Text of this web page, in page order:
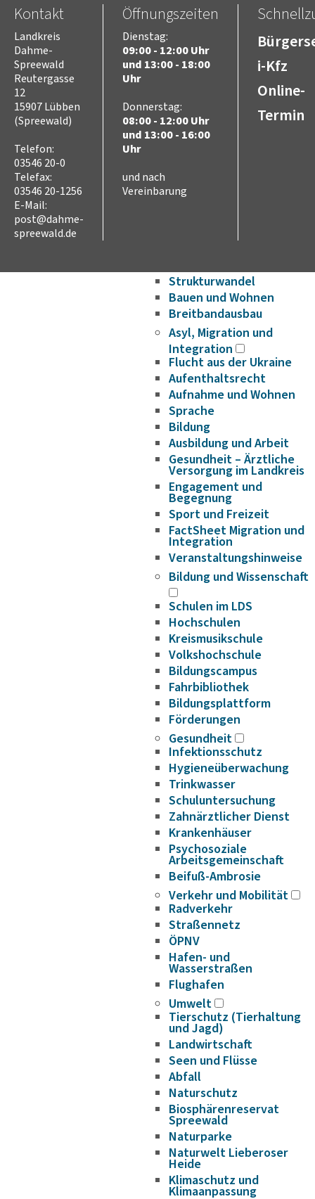
Kreistag
Vorsitz des Kreistages
Rats- und
Niederschriften
Videoaufzeichnungen
Kreistag
Themen
Familie
Jugend
Erwachsene
Bauen und Infrastruktur
Strukturwandel
Bauen und Wohnen
Breitbandausbau
Asyl, Migration und
Integration
Flucht aus der Ukraine
Aufenthaltsrecht
Aufnahme und Wohnen
Sprache
Bildung
Ausbildung und Arbeit
Gesundheit – Ärztliche
Versorgung im Landkreis
Engagement und
Begegnung
Sport und Freizeit
FactSheet Migration und
Integration
Veranstaltungshinweise
Bildung und Wissenschaft
Schulen im LDS
Hochschulen
Kreismusikschule
Volkshochschule
Bildungscampus
Fahrbibliothek
Bildungsplattform
Förderungen
Gesundheit
Infektionsschutz
Hygieneüberwachung
Trinkwasser
Schuluntersuchung
Zahnärztlicher Dienst
Krankenhäuser
Psychosoziale
Arbeitsgemeinschaft
Beifuß-Ambrosie
Verkehr und Mobilität
Radverkehr
Straßennetz
ÖPNV
Hafen- und
Wasserstraßen
Flughafen
Umwelt
Tierschutz (Tierhaltung
und Jagd)
Landwirtschaft
Seen und Flüsse
Abfall
Naturschutz
Biosphärenreservat
Spreewald
Naturparke
Naturwelt Lieberoser
Heide
Klimaschutz und
Klimaanpassung
Kontakt
Landkreis
Dahme-
Spreewald
Reutergasse
12
15907 Lübben
(Spreewald)
Telefon:
03546 20-0
Telefax:
03546 20-1256
E-Mail:
post@dahme-
spreewald.de
Öffnungszeiten
Dienstag:
09:00 - 12:00 Uhr
und 13:00 - 18:00
Uhr
Donnerstag:
08:00 - 12:00 Uhr
und 13:00 - 16:00
Uhr
und nach
Vereinbarung
i-Kfz
Online-
Termin